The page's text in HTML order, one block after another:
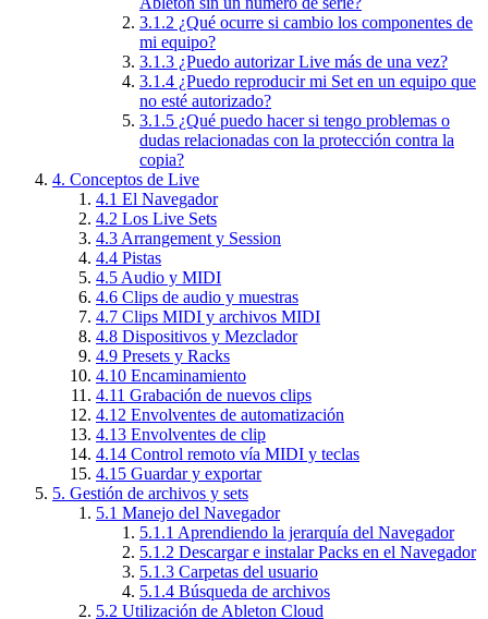
3.1.2 ¿Qué ocurre si cambio los componentes de
mi equipo?
3.1.3 ¿Puedo autorizar Live más de una vez?
3.1.4 ¿Puedo reproducir mi Set en un equipo que
no esté autorizado?
3.1.5 ¿Qué puedo hacer si tengo problemas o
dudas relacionadas con la protección contra la
copia?
4. Conceptos de Live
4.1 El Navegador
4.2 Los Live Sets
4.3 Arrangement y Session
4.4 Pistas
4.5 Audio y MIDI
4.6 Clips de audio y muestras
4.7 Clips MIDI y archivos MIDI
4.8 Dispositivos y Mezclador
4.9 Presets y Racks
4.10 Encaminamiento
4.11 Grabación de nuevos clips
4.12 Envolventes de automatización
4.13 Envolventes de clip
4.14 Control remoto vía MIDI y teclas
4.15 Guardar y exportar
5. Gestión de archivos y sets
5.1 Manejo del Navegador
5.1.1 Aprendiendo la jerarquía del Navegador
5.1.2 Descargar e instalar Packs en el Navegador
5.1.3 Carpetas del usuario
5.1.4 Búsqueda de archivos
5.2 Utilización de Ableton Cloud